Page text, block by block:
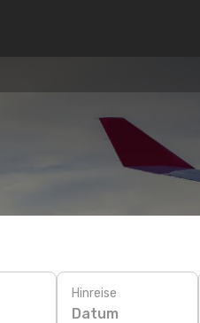
Hinreise
Datum